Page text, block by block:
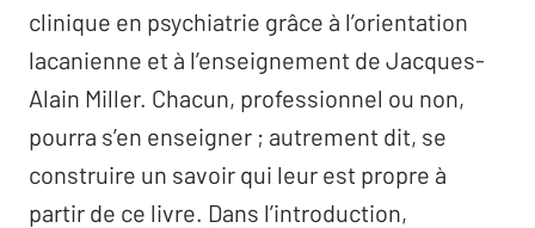
clinique en psychiatrie grâce à l’orientation
lacanienne et à l’enseignement de Jacques-
Alain Miller. Chacun, professionnel ou non,
pourra s’en enseigner ; autrement dit, se
construire un savoir qui leur est propre à
partir de ce livre. Dans l’introduction,